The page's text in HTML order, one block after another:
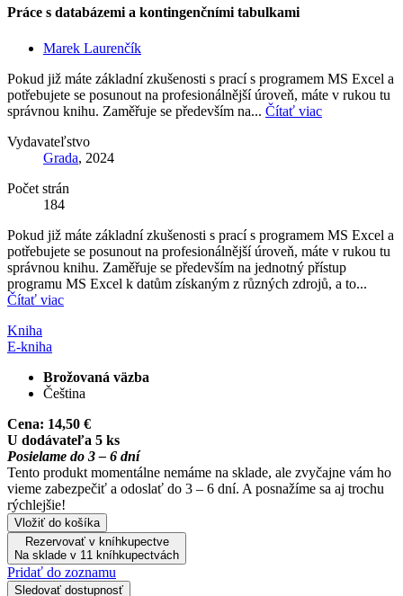
Práce s databázemi a kontingenčními tabulkami
Marek Laurenčík
Pokud již máte základní zkušenosti s prací s programem MS Excel a
potřebujete se posunout na profesionálnější úroveň, máte v rukou tu
správnou knihu. Zaměřuje se především na... Čítať viac
Vydavateľstvo
Grada, 2024
Počet strán
184
Pokud již máte základní zkušenosti s prací s programem MS Excel a
potřebujete se posunout na profesionálnější úroveň, máte v rukou tu
správnou knihu. Zaměřuje se především na jednotný přístup
programu MS Excel k datům získaným z různých zdrojů, a to...
Čítať viac
Kniha
E-kniha
Brožovaná väzba
Čeština
Cena: 14,50 €
U dodávateľa 5 ks
Posielame do 3 – 6 dní
Tento produkt momentálne nemáme na sklade, ale zvyčajne vám ho
vieme zabezpečiť a odoslať do 3 – 6 dní. A posnažíme sa aj trochu
rýchlejšie!
Vložiť do košíka
Rezervovať v kníhkupectve
Na sklade v 11 kníhkupectvách
Pridať do zoznamu
Sledovať dostupnosť